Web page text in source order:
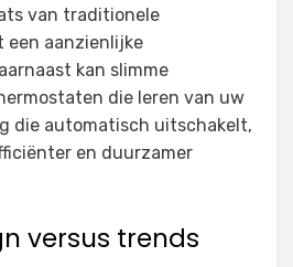
van traditionele
een aanzienlijke
kan slimme
die leren van uw
die automatisch uitschakelt,
en duurzamer
versus trends